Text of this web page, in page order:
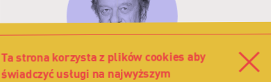
Ta strona korzysta z plików cookies aby
świadczyć usługi na najwyższym